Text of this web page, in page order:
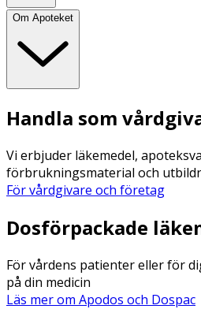
Om Apoteket
Handla som
Vi erbjuder läkemedel,
förbrukningsmaterial och
För vårdgivare och företag
Dosförpackade
För vårdens patienter eller för
på din medicin
Läs mer om Apodos och Dospac